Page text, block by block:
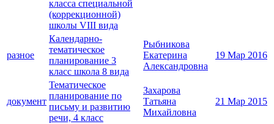
класса специальной
(коррекционной)
школы VIII вида
разное
Календарно-
тематическое
планирование 3
класс школа 8 вида
Рыбникова
Екатерина
Александровна
19 Мар 2016
документ
Тематическое
планирование по
письму и развитию
речи, 4 класс
Захарова
Татьяна
Михайловна
21 Мар 2015